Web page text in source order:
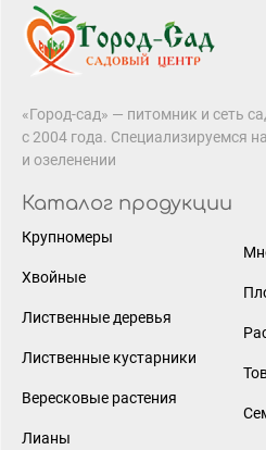
«Город-сад» — питомник и сеть
с 2004 года. Специализируемся
и озеленении
Каталог продукции
Крупномеры
Хвойные
Лиственные деревья
Лиственные кустарники
Вересковые растения
Лианы